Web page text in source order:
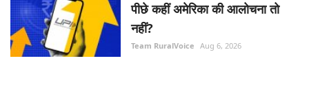
पीछे कहीं अमेरिका की आलोचना तो
नहीं?
Team RuralVoice Aug 6, 2026